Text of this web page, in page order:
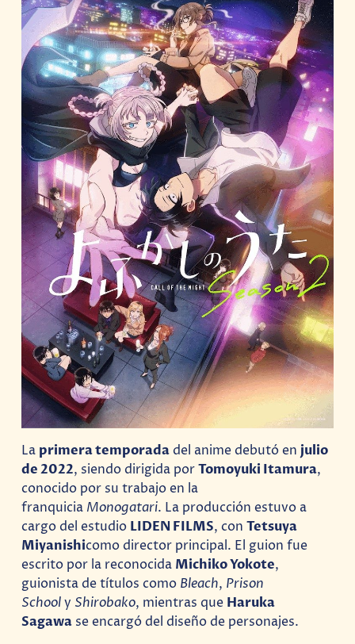
La primera temporadadel anime debutó en julio
de 2022, siendo dirigida porTomoyuki Itamura,
conocido por su trabajo en la
franquicia Monogatari. La producción estuvo a
cargo del estudio LIDEN FILMS, conTetsuya
Miyanishicomo director principal. El guion fue
escrito por la reconocida Michiko Yokote,
guionista de títulos como Bleach, Prison
Schooly Shirobako, mientras que Haruka
Sagawa se encargó del diseño de personajes.